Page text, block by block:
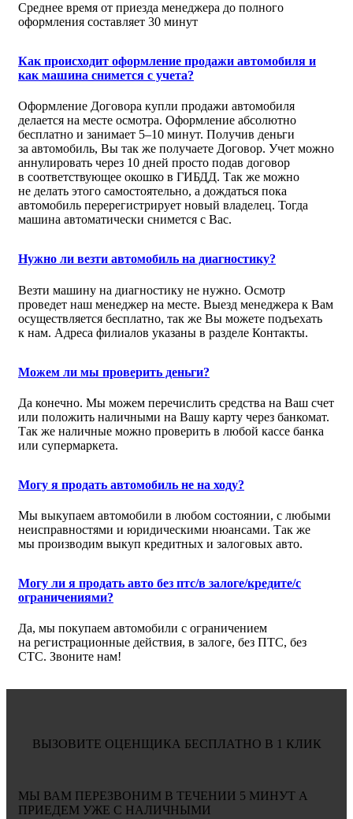
Среднее время от приезда менеджера до полного
оформления составляет 30 минут
Как происходит оформление продажи автомобиля и
как машина снимется с учета?
Оформление Договора купли продажи автомобиля
делается на месте осмотра. Оформление абсолютно
бесплатно и занимает 5–10 минут. Получив деньги
за автомобиль, Вы так же получаете Договор. Учет можно
аннулировать через 10 дней просто подав договор
в соответствующее окошко в ГИБДД. Так же можно
не делать этого самостоятельно, а дождаться пока
автомобиль перерегистрирует новый владелец. Тогда
машина автоматически снимется с Вас.
Нужно ли везти автомобиль на диагностику?
Везти машину на диагностику не нужно. Осмотр
проведет наш менеджер на месте. Выезд менеджера к Вам
осуществляется бесплатно, так же Вы можете подъехать
к нам. Адреса филиалов указаны в разделе Контакты.
Можем ли мы проверить деньги?
Да конечно. Мы можем перечислить средства на Ваш счет
или положить наличными на Вашу карту через банкомат.
Так же наличные можно проверить в любой кассе банка
или супермаркета.
Могу я продать автомобиль не на ходу?
Мы выкупаем автомобили в любом состоянии, с любыми
неисправностями и юридическими нюансами. Так же
мы производим выкуп кредитных и залоговых авто.
Могу ли я продать авто без птс/в залоге/кредите/с
ограничениями?
Да, мы покупаем автомобили с ограничением
на регистрационные действия, в залоге, без ПТС, без
СТС. Звоните нам!
ВЫЗОВИТЕ ОЦЕНЩИКА БЕСПЛАТНО В 1 КЛИК
МЫ ВАМ ПЕРЕЗВОНИМ В ТЕЧЕНИИ 5 МИНУТ А
ПРИЕДЕМ УЖЕ С НАЛИЧНЫМИ